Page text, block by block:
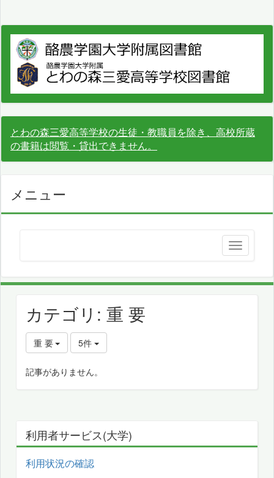
とわの森三愛高等学校の生徒・教職員を除き、高校所蔵
の書籍は閲覧・貸出できません。
メニュー
カテゴリ: 重 要
重 要 5件
記事がありません。
利用者サービス(大学)
利用状況の確認